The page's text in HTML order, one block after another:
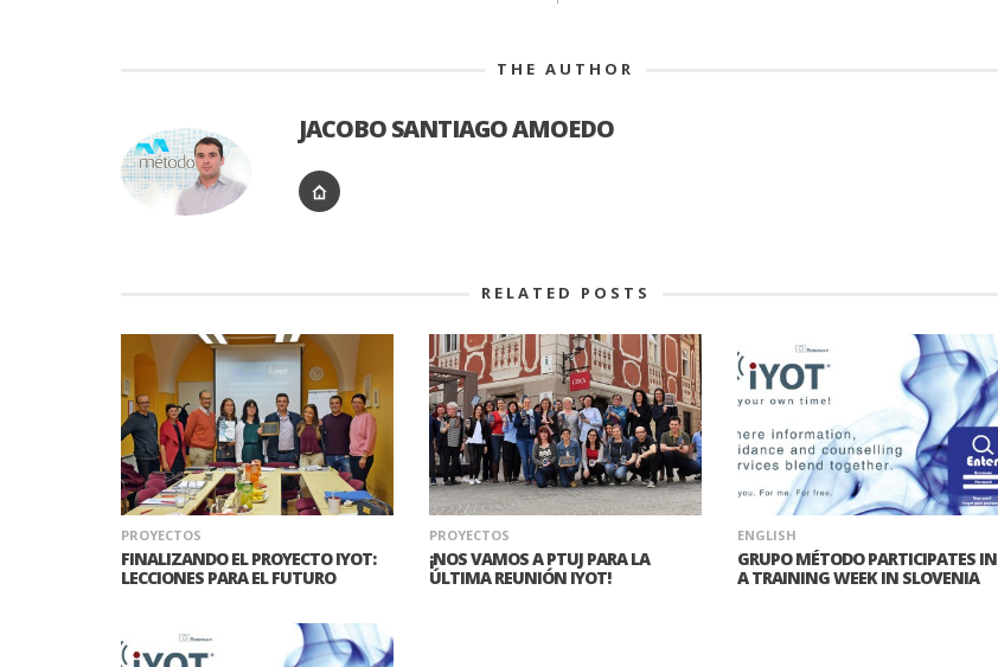
THE AUTHOR
JACOBO SANTIAGO AMOEDO
RELATED POSTS
PROYECTOS
FINALIZANDO EL PROYECTO IYOT:
LECCIONES PARA EL FUTURO
PROYECTOS
¡NOS VAMOS A PTUJ PARA LA
ÚLTIMA REUNIÓN IYOT!
ENGLISH
GRUPO MÉTODO PARTICIPATES IN
A TRAINING WEEK IN SLOVENIA